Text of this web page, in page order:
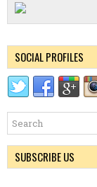
SOCIAL PROFILES
SUBSCRIBE US